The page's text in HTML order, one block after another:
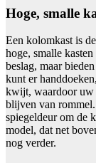
Hoge, smalle
Een kolomkast is
hoge, smalle
beslag, maar
kunt er
kwijt, waardoor uw
blijven van
spiegeldeur om de
model, dat net
nog verder.